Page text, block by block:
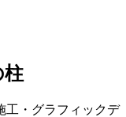
柱
工・グラフィックデ